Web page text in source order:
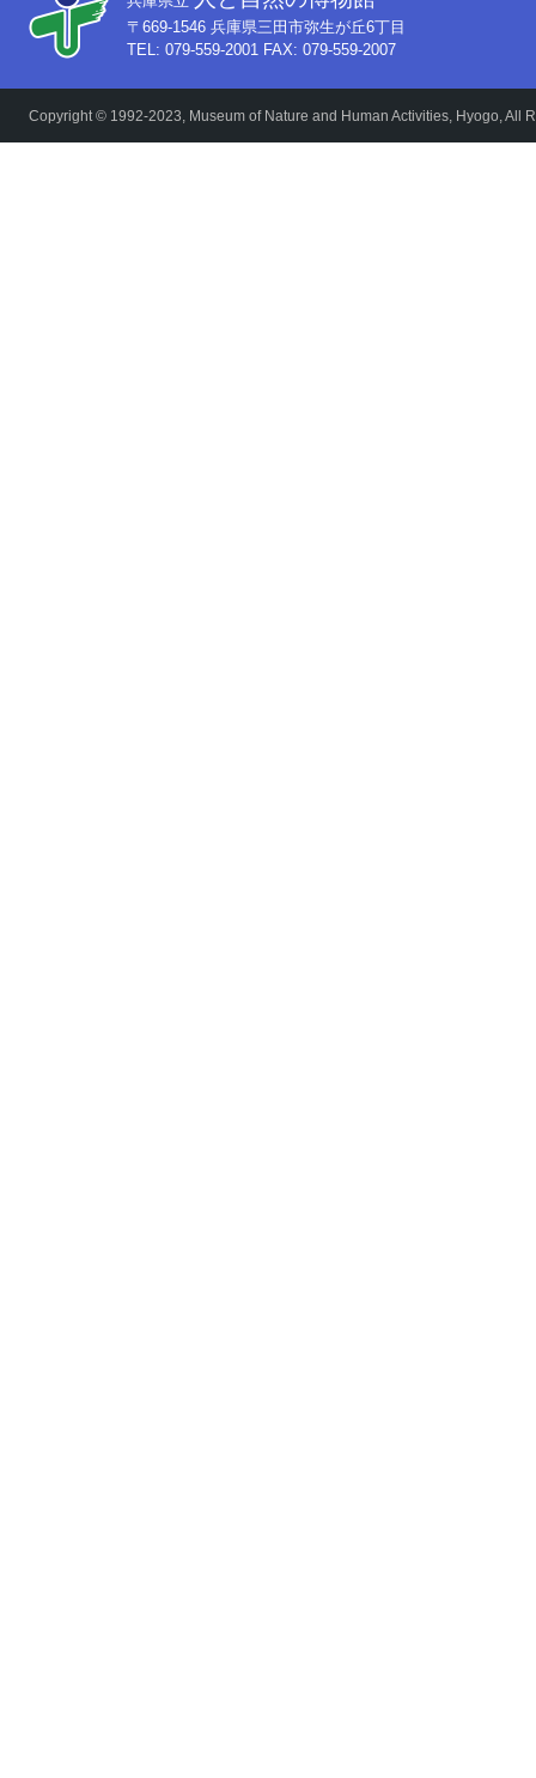
〒669-1546 兵庫県三田市弥生が丘6丁目
TEL: 079-559-2001 FAX: 079-559-2007
Copyright © 1992-2023, Museum of Nature and Human Activities, Hyogo, All